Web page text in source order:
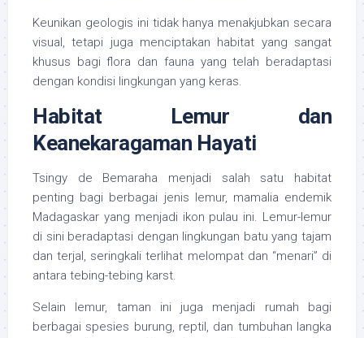
Keunikan geologis ini tidak hanya menakjubkan secara
visual, tetapi juga menciptakan habitat yang sangat
khusus bagi flora dan fauna yang telah beradaptasi
dengan kondisi lingkungan yang keras.
Habitat Lemur dan
Keanekaragaman Hayati
Tsingy de Bemaraha menjadi salah satu habitat
penting bagi berbagai jenis lemur, mamalia endemik
Madagaskar yang menjadi ikon pulau ini. Lemur-lemur
di sini beradaptasi dengan lingkungan batu yang tajam
dan terjal, seringkali terlihat melompat dan “menari” di
antara tebing-tebing karst.
Selain lemur, taman ini juga menjadi rumah bagi
berbagai spesies burung, reptil, dan tumbuhan langka